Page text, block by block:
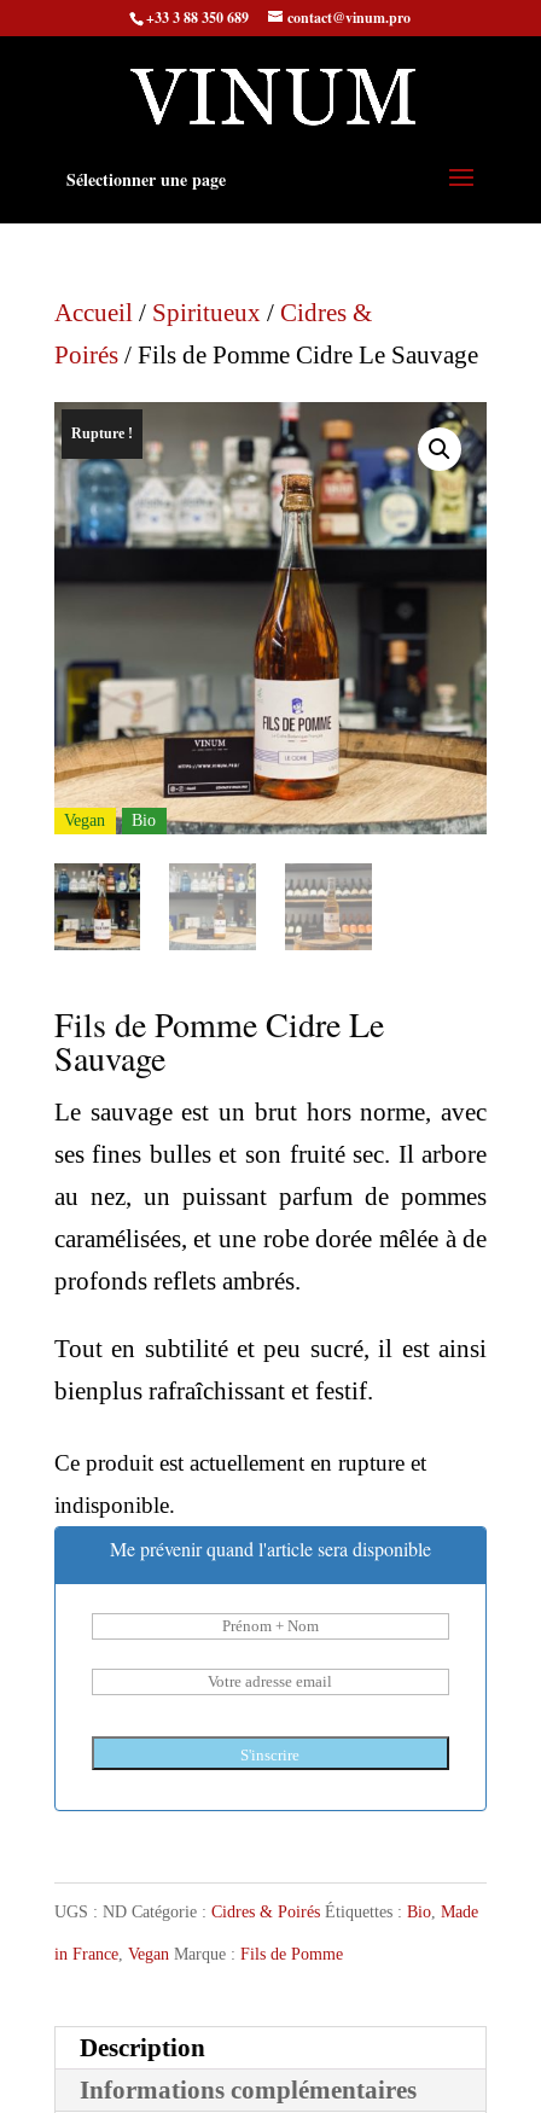
+33 3 88 350 689 contact@vinum.pro
Sélectionner une page
Accueil/ Spiritueux/ Cidres &
Poirés/ Fils de Pomme Cidre Le Sauvage
Vegan Bio
Rupture !
Fils de Pomme Cidre Le
Sauvage
Le sauvage est un brut hors norme, avec
ses fines bulles et son fruité sec. Il arbore
au nez, un puissant parfum de pommes
caramélisées, et une robe dorée mêlée à de
profonds reflets ambrés.
Tout en subtilité et peu sucré, il est ainsi
bienplus rafraîchissant et festif.
Ce produit est actuellement en rupture et
indisponible.
Me prévenir quand l'article sera disponible
S'inscrire
UGS : ND Catégorie : Cidres & Poirés Étiquettes : Bio, Made
in France, Vegan Marque : Fils de Pomme
Description
Informations complémentaires